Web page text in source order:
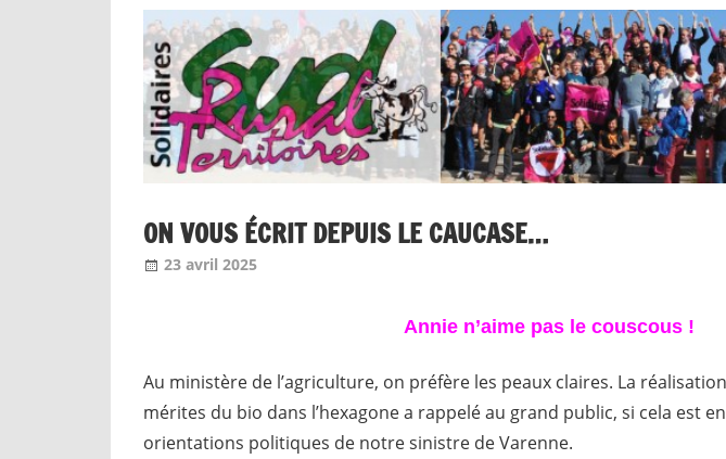
et
qui
râle
ON VOUS ÉCRIT DEPUIS LE CAUCASE…
23 avril 2025
Annie n’aime pas le couscous !
Au ministère de l’agriculture, on préfère les peaux claires. La
mérites du bio dans l’hexagone a rappelé au grand public, si cela est
orientations politiques de notre sinistre de Varenne.